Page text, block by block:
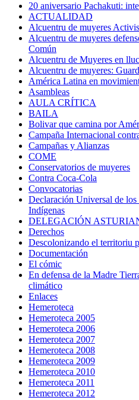
20 aniversario Pachakuti:
ACTUALIDAD
Alcuentru de muyeres
Alcuentru de muyeres
Común
Alcuentru de Muyeres en
Alcuentru de muyeres:
América Latina en
Asambleas
AULA CRÍTICA
BAILA
Bolivar que camina por
Campaña Internacional
Campañas y Alianzas
COME
Conservatorios de muyeres
Contra Coca-Cola
Convocatorias
Declaración Universal de los
Indígenas
DELEGACIÓN
Derechos
Descolonizando el territoriu
Documentación
El cómic
En defensa de la Madre
climático
Enlaces
Hemeroteca
Hemeroteca 2005
Hemeroteca 2006
Hemeroteca 2007
Hemeroteca 2008
Hemeroteca 2009
Hemeroteca 2010
Hemeroteca 2011
Hemeroteca 2012